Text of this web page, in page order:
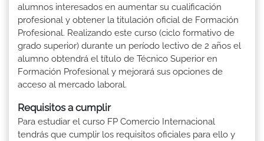
alumnos interesados en aumentar su cualificación
profesional y obtener la titulación oficial de Formación
Profesional. Realizando este curso (ciclo formativo de
grado superior) durante un período lectivo de 2 años el
alumno obtendrá el título de Técnico Superior en
Formación Profesional y mejorará sus opciones de
acceso al mercado laboral.
Requisitos a cumplir
Para estudiar el curso FP Comercio Internacional
tendrás que cumplir los requisitos oficiales para ello y